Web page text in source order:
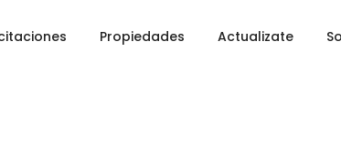
Propiedades Actualizate